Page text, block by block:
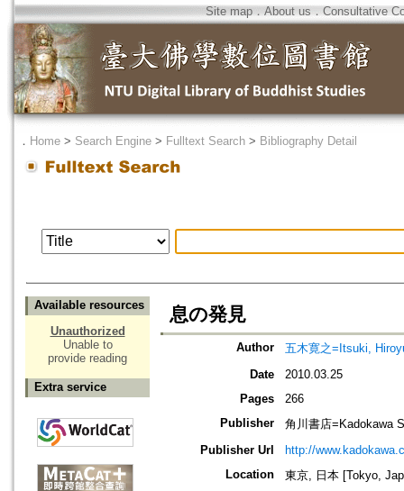
Site map．About us ． Consultative
． Home > Search Engine > Fulltext Search > Bibliography Detail
Available resources
Unauthorized
Unable to
provide reading
Extra service
息の発見
Author
五木寛之=Itsuki,
Date
2010.03.25
Pages
266
Publisher
角川書店=Kadokawa
Publisher Url
http://
Location
東京, 日本 [Tokyo,